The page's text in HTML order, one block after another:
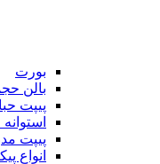
بورت
بالن
پیپت
پیپت
انواع